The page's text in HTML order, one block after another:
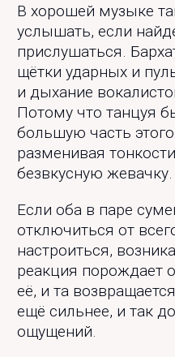
В хорошей музыке
услышать, если
прислушаться.
щётки ударных и
и дыхание
Потому что танцуя
большую часть
разменивая
безвкусную жевачку.
Если оба в паре
отключиться от
настроиться,
реакция порождает
её, и та
ещё сильнее, и так
ощущений.